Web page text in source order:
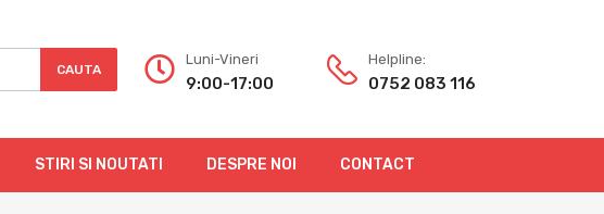
CAUTA
Luni-Vineri
9:00-17:00
Helpline:
0752 083 116
STIRI SI NOUTATI DESPRE NOI CONTACT